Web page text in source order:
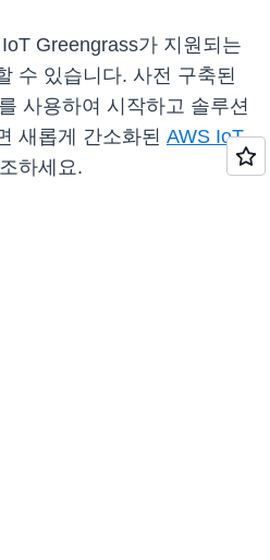
Greengrass가 지원되는
수 있습니다. 사전 구축된
사용하여 시작하고 솔루션
새롭게 간소화된 AWS IoT
하세요.